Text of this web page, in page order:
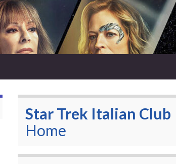
Star Trek Italian Club
Home